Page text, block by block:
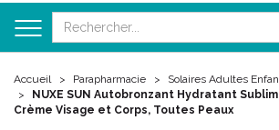
Accueil Parapharmacie Solaires Adultes
NUXE SUN Autobronzant Hydratant
Crème Visage et Corps, Toutes Peaux